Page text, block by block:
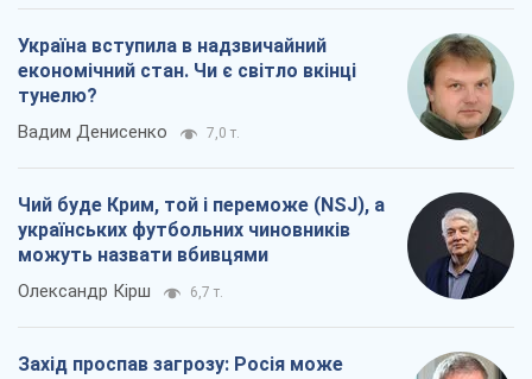
Україна вступила в надзвичайний
економічний стан. Чи є світло вкінці
тунелю?
Вадим Денисенко 7,0 т.
Чий буде Крим, той і переможе (NSJ), а
українських футбольних чиновників
можуть назвати вбивцями
Олександр Кірш 6,7 т.
Захід проспав загрозу: Росія може